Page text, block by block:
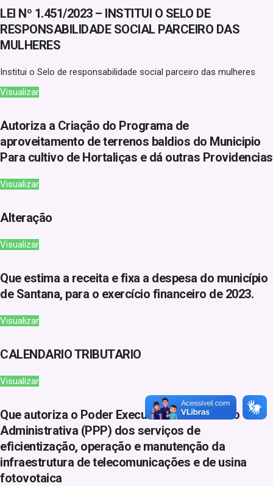
LEI Nº 1.451/2023 – INSTITUI O SELO DE
RESPONSABILIDADE SOCIAL PARCEIRO DAS
MULHERES
Institui o Selo de responsabilidade social parceiro das mulheres
Visualizar
Autoriza a Criação do Programa de
aproveitamento de terrenos baldios do Municipio
Para cultivo de Hortaliças e dá outras Providencias
Visualizar
Alteração
Visualizar
Que estima a receita e fixa a despesa do município
de Santana, para o exercício financeiro de 2023.
Visualizar
CALENDARIO TRIBUTARIO
Visualizar
Que autoriza o Poder Executivo a Concessão
Administrativa (PPP) dos serviços de
eficientização, operação e manutenção da
infraestrutura de telecomunicações e de usina
fotovotaica